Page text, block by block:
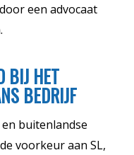
een advocaat
BIJ HET
BEDRIJF
buitenlandse
voorkeur aan SL,